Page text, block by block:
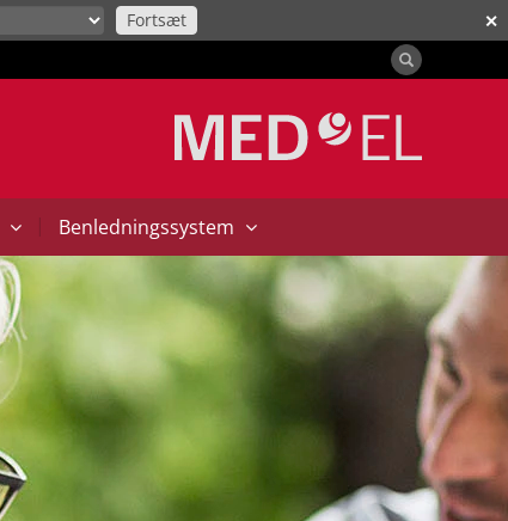
✕
Fortsæt
| Benledningssystem